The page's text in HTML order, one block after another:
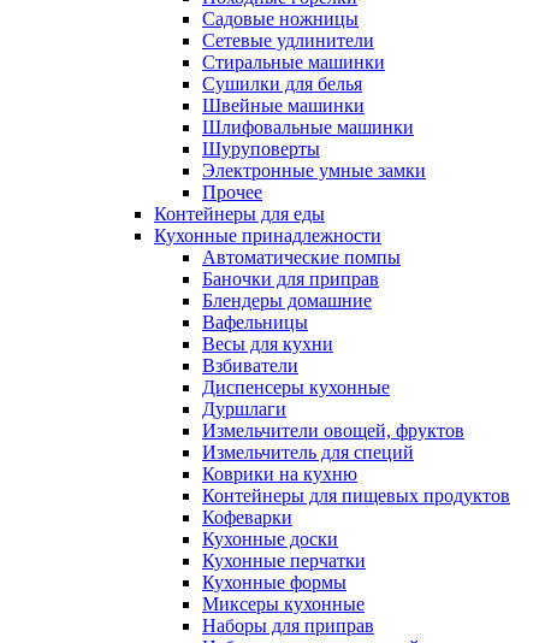
Садовые ножницы
Сетевые удлинители
Стиральные машинки
Сушилки для белья
Швейные машинки
Шлифовальные машинки
Шуруповерты
Электронные умные замки
Прочее
Контейнеры для еды
Кухонные принадлежности
Автоматические помпы
Баночки для приправ
Блендеры домашние
Вафельницы
Весы для кухни
Взбиватели
Диспенсеры кухонные
Дуршлаги
Измельчители овощей, фруктов
Измельчитель для специй
Коврики на кухню
Контейнеры для пищевых продуктов
Кофеварки
Кухонные доски
Кухонные перчатки
Кухонные формы
Миксеры кухонные
Наборы для приправ